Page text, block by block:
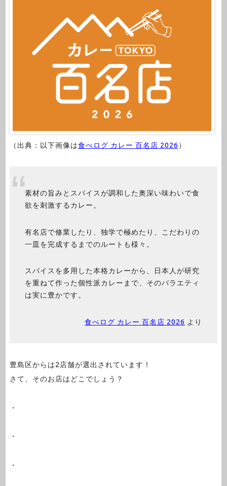
（出典：以下画像は食べログ カレー 百名店 2026 ）
素材の旨みとスパイスが調和した奥深い味わいで食
欲を刺激するカレー。
有名店で修業したり、独学で極めたり、こだわりの
一皿を完成するまでのルートも様々。
スパイスを多用した本格カレーから、日本人が研究
を重ねて作った個性派カレーまで、そのバラエティ
は実に豊かです。
食べログ カレー 百名店 2026 より
豊島区からは2店舗が選出されています！
さて、そのお店はどこでしょう？
・
・
・